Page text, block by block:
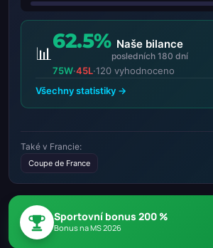
📊
62.5% Naše bilance
posledních 180 dní
75W·45L·120 vyhodnoceno
Všechny statistiky →
Také v Francie:
Coupe de France
Sportovní bonus 200 %
Bonus na MS 2026